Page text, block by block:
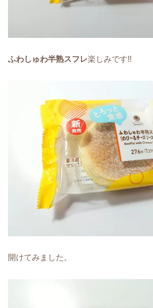
ふわしゅわ半熟スフレ楽しみです!!
開けてみました。